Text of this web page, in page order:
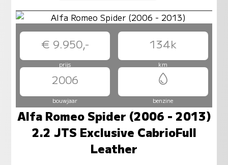
€ 9.950,- 134k
prijs km
2006
bouwjaar benzine
Alfa Romeo Spider (2006 - 2013)
2.2 JTS Exclusive CabrioFull
Leather